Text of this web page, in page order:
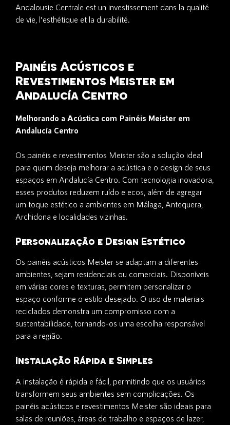
Andalousie Centrale est un investissement dans la qualité
de vie, l’esthétique et la durabilité.
Painéis Acústicos e
Revestimentos Meister em
Andalucía Centro
Melhorando a Acústica com Painéis Meister em
Andalucía Centro
Os painéis e revestimentos Meister são a solução ideal
para quem deseja melhorar a acústica e o design de seus
espaços em Andalucía Centro. Com tecnologia inovadora,
esses produtos reduzem ruído e ecos, além de agregar
um toque estético a ambientes em Málaga, Antequera,
Archidona e localidades vizinhas.
Personalização e Design Estético
Os painéis acústicos Meister se adaptam a diferentes
ambientes, sejam residenciais ou comerciais. Disponíveis
em várias cores e texturas, permitem personalizar o
espaço conforme o estilo desejado. O uso de materiais
reciclados demonstra um compromisso com a
sustentabilidade, tornando-os uma escolha responsável
para a região.
Instalação Rápida e Simples
A instalação é rápida e fácil, permitindo que os usuários
transformem seus ambientes sem complicações. Os
painéis acústicos e revestimentos Meister são ideais para
salas de reuniões, áreas de trabalho e espaços de lazer,